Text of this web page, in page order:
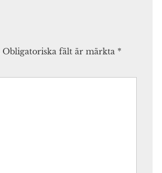
Obligatoriska fält är märkta *